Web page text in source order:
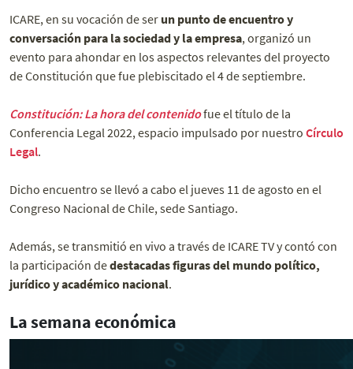
ICARE, en su vocación de ser un punto de encuentro y
conversación para la sociedad y la empresa, organizó un
evento para ahondar en los aspectos relevantes del proyecto
de Constitución que fue plebiscitado el 4 de septiembre.
Constitución: La hora del contenidofue el título de la
Conferencia Legal 2022, espacio impulsado por nuestro Círculo
Legal.
Dicho encuentro se llevó a cabo el jueves 11 de agosto en el
Congreso Nacional de Chile, sede Santiago.
Además, se transmitió en vivo a través de ICARE TV y contó con
la participación dedestacadas figuras del mundo político,
jurídico y académico nacional.
La semana económica